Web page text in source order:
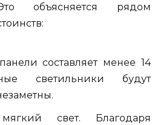
объясняется рядом
составляет менее 14
светильники будут
свет. Благодаря